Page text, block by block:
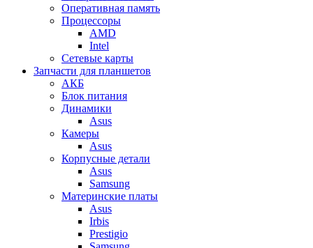
Оперативная память
Процессоры
AMD
Intel
Сетевые карты
Запчасти для планшетов
АКБ
Блок питания
Динамики
Asus
Камеры
Asus
Корпусные детали
Asus
Samsung
Материнские платы
Asus
Irbis
Prestigio